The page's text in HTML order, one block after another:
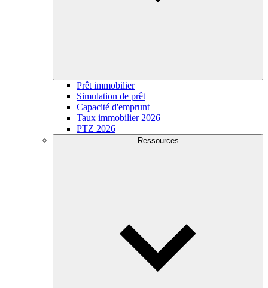
Prêt immobilier
Simulation de prêt
Capacité d'emprunt
Taux immobilier 2026
PTZ 2026
Ressources